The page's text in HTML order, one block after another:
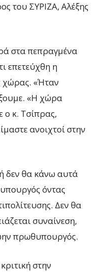
του ΣΥΡΙΖΑ, Αλέξης
στα πεπραγμένα
επετεύχθη η
χώρας. «Ήταν
«Η χώρα
ο κ. Τσίπρας,
ανοιχτοί στην
δεν θα κάνω αυτά
όντας
Δεν θα
συναίνεση,
πρωθυπουργός.
στην